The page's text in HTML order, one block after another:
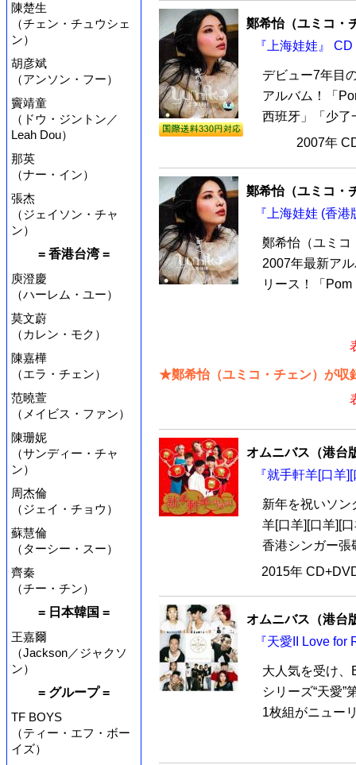
陳楚生
（チェン・チュウシェ
ン）
胡彦斌
（アンソン・フー）
竇靖童
（ドウ・ジントン／
Leah Dou）
那英
（ナー・イン）
張杰
（ジェイソン・チャ
ン）
= 香港台湾 =
庾澄慶
（ハーレム・ユー）
莫文蔚
（カレン・モク）
陳嘉樺
（エラ・チェン）
范曉萱
（メイビス・ファン）
陳珊妮
（サンディー・チャ
ン）
周杰倫
（ジェイ・チョウ）
蘇慧倫
（ターシー・スー）
齊秦
（チー・チン）
= 日本韓国 =
王嘉爾
（Jackson／ジャクソ
ン）
= グループ =
TF BOYS
（ティー・エフ・ボー
イズ）
鄭希怡（ユミコ・
『上海娃娃』
デビュー7年目
アルバム！「
西班牙」「少了
2007年
鄭希怡（ユミコ・
『上海娃娃 (香
鄭希怡（ユミコ
2007年最新ア
リース！「
★鄭希怡（ユミコ・チェン）が収
オムニバス（港台
『就手軒羊[口羊
新年を祝いソン
羊[口羊][口羊][
香港シンガー張
2015年
オムニバス（港台
『天愛II Love
大人気を受け、
シリーズ“天愛
1枚組がニュー